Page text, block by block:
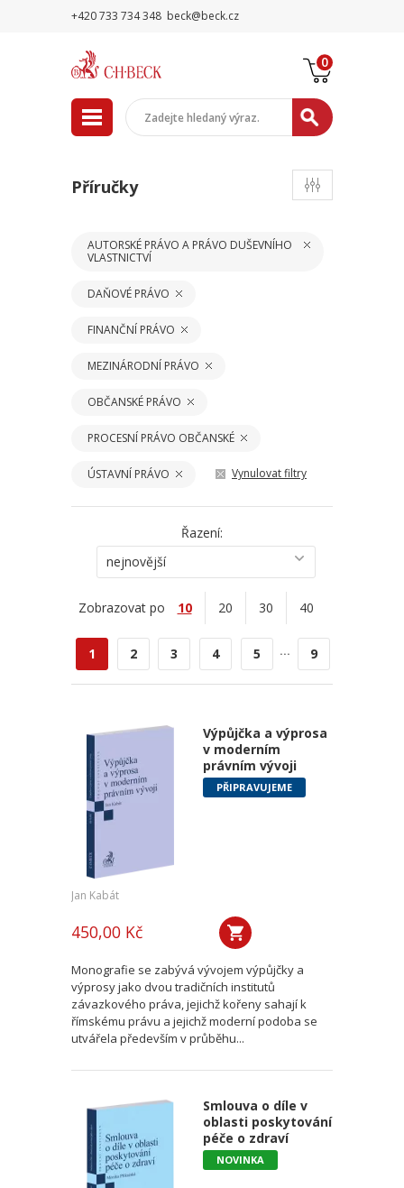
+420 733 734 348 beck@beck.cz
0
Příručky
AUTORSKÉ PRÁVO A PRÁVO DUŠEVNÍHO
VLASTNICTVÍ
DAŇOVÉ PRÁVO
FINANČNÍ PRÁVO
MEZINÁRODNÍ PRÁVO
OBČANSKÉ PRÁVO
PROCESNÍ PRÁVO OBČANSKÉ
ÚSTAVNÍ PRÁVO Vynulovat filtry
Řazení:
nejnovější
Zobrazovat po 10 20 30 40
1 2 3 4 5 ... 9
Výpůjčka a výprosa
v moderním
právním vývoji
PŘIPRAVUJEME
Jan Kabát
450,00 Kč
Monografie se zabývá vývojem výpůjčky a
výprosy jako dvou tradičních institutů
závazkového práva, jejichž kořeny sahají k
římskému právu a jejichž moderní podoba se
utvářela především v průběhu...
Smlouva o díle v
oblasti poskytování
péče o zdraví
NOVINKA